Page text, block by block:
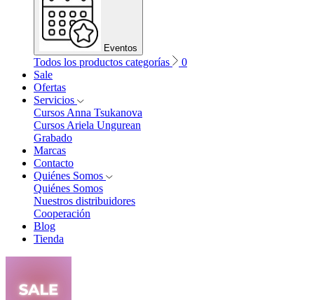
Eventos
Todos los productos categorías
0
Sale
Ofertas
Servicios
Cursos Anna Tsukanova
Cursos Ariela Ungurean
Grabado
Marcas
Contacto
Quiénes Somos
Quiénes Somos
Nuestros distribuidores
Cooperación
Blog
Tienda